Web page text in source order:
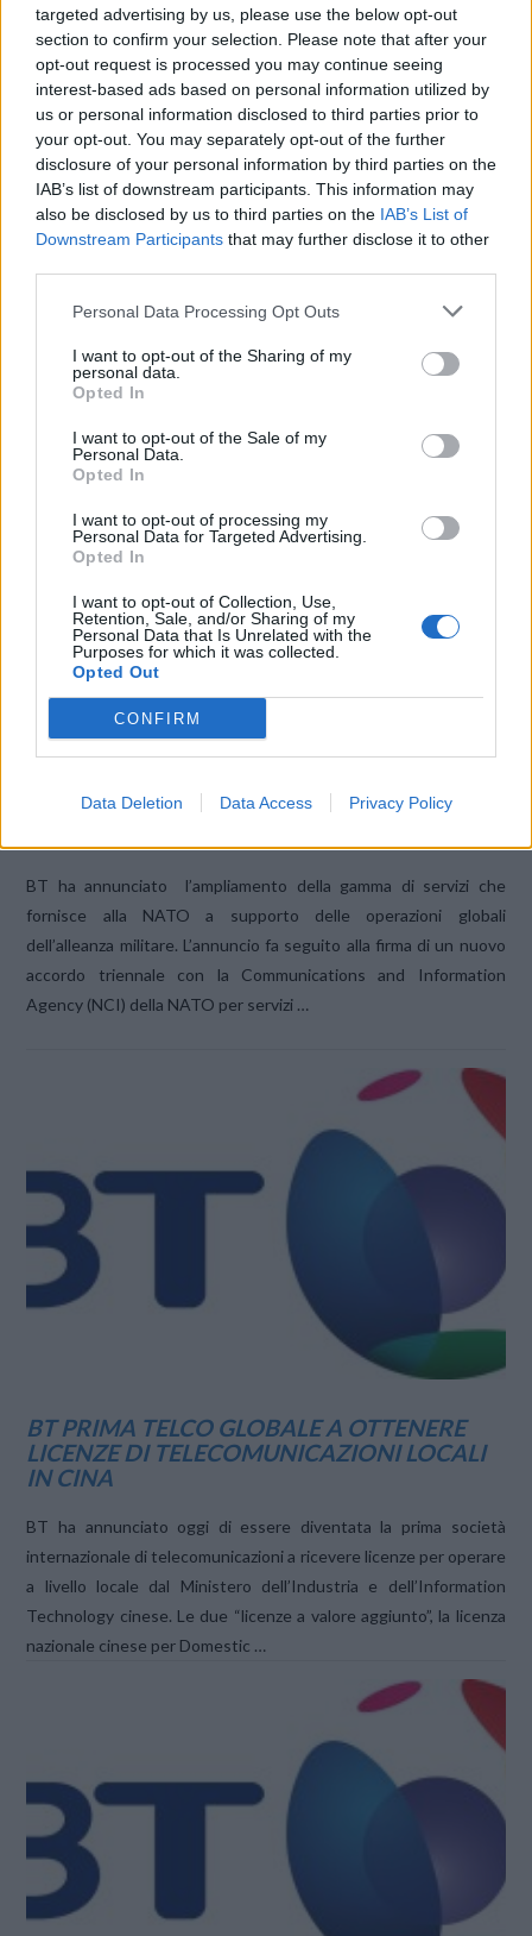
targeted advertising by us, please use the below opt-out
section to confirm your selection. Please note that after your
opt-out request is processed you may continue seeing
interest-based ads based on personal information utilized by
us or personal information disclosed to third parties prior to
your opt-out. You may separately opt-out of the further
disclosure of your personal information by third parties on the
IAB’s list of downstream participants. This information may
also be disclosed by us to third parties on the IAB’s List of
Downstream Participants that may further disclose it to other
Personal Data Processing Opt Outs
I want to opt-out of the Sharing of my
personal data.
Opted In
I want to opt-out of the Sale of my
Personal Data.
Opted In
I want to opt-out of processing my
Personal Data for Targeted Advertising.
Opted In
I want to opt-out of Collection, Use,
Retention, Sale, and/or Sharing of my
Personal Data that Is Unrelated with the
Purposes for which it was collected.
Opted Out
CONFIRM
Data Deletion Data Access Privacy Policy
VIEW POST
VIEW POST
BT MIGLIORA LE PROPRIE COMPETENZE DI
CYBER SECURITY IN EUROPA
scorso mese l’apertura a Parigi di un nuovo Cyber Security
Operations Center (Cyber SOC), oltre al rinnovamento delle
BT RAFFORZA E AMPLIA LA SUA
BT ha annunciato l’ampliamento della gamma di servizi che
fornisce alla NATO a supporto delle operazioni globali
dell’alleanza militare. L’annuncio fa seguito alla firma di un nuovo
accordo triennale con la Communications and Information
Agency (NCI) della NATO per servizi …
BT PRIMA TELCO GLOBALE A OTTENERE
LICENZE DI TELECOMUNICAZIONI LOCALI
IN CINA
BT ha annunciato oggi di essere diventata la prima società
internazionale di telecomunicazioni a ricevere licenze per operare
a livello locale dal Ministero dell’Industria e dell’Information
Technology cinese. Le due “licenze a valore aggiunto”, la licenza
nazionale cinese per Domestic …